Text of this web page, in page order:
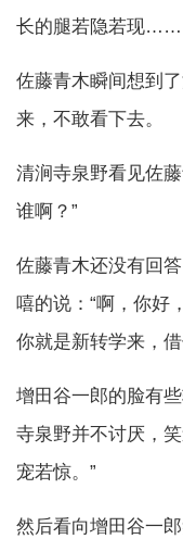
长的腿若隐若现……
佐藤青木瞬间想到
来，不敢看下去。
清涧寺泉野看见佐
谁啊？”
佐藤青木还没有回
嘻的说：“啊，你好
你就是新转学来，
增田谷一郎的脸有
寺泉野并不讨厌，
宠若惊。”
然后看向增田谷一